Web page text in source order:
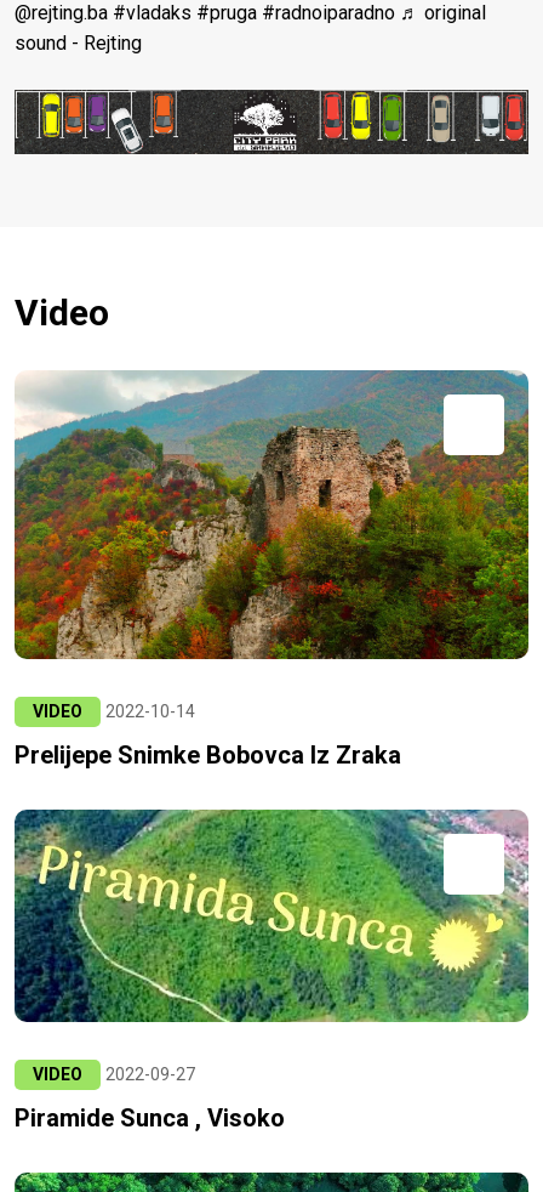
@rejting.ba #vladaks #pruga #radnoiparadno ♬ original
sound - Rejting
Video
VIDEO 2022-10-14
Prelijepe Snimke Bobovca Iz Zraka
VIDEO 2022-09-27
Piramide Sunca , Visoko